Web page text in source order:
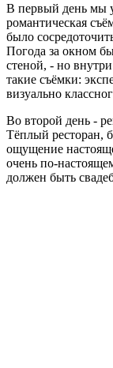
В первый день мы
романтическая
было
Погода за окном
стеной, - но
такие съёмки:
визуально
Во второй день -
Тёплый ресторан,
ощущение
очень по-
должен быть